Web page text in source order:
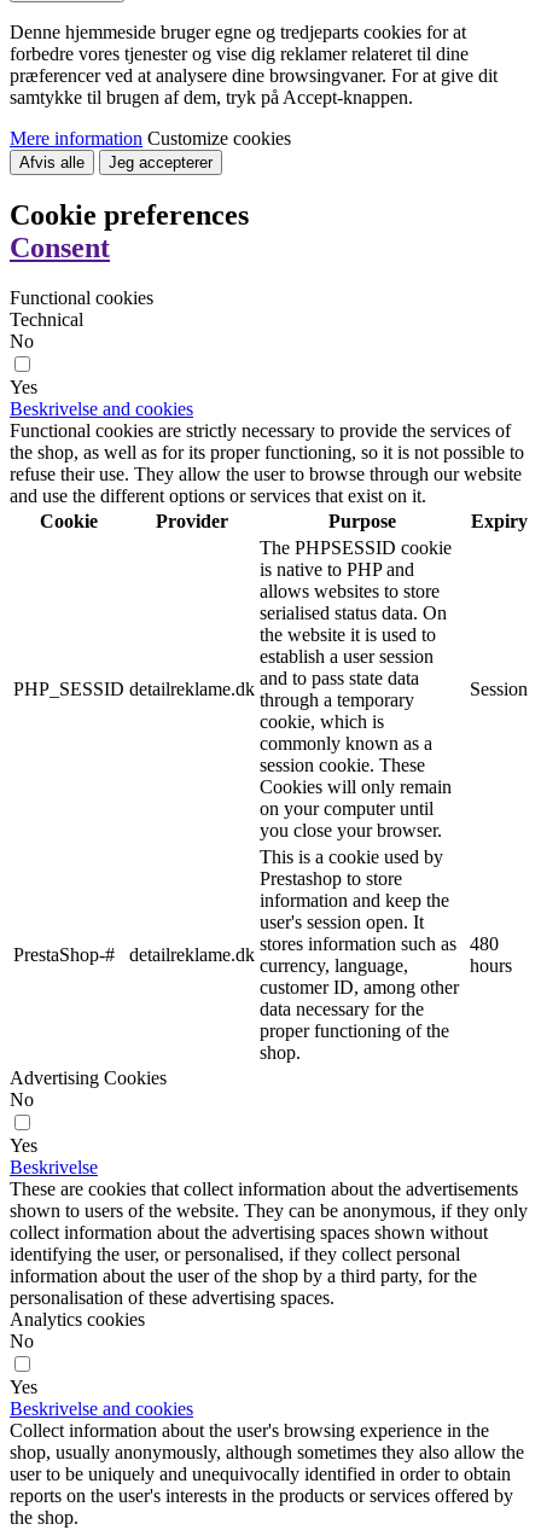
Denne hjemmeside bruger egne og tredjeparts cookies for at
forbedre vores tjenester og vise dig reklamer relateret til dine
præferencer ved at analysere dine browsingvaner. For at give dit
samtykke til brugen af dem, tryk på Accept-knappen.
Mere information Customize cookies
Afvis alle Jeg accepterer
Cookie preferences
Consent
Functional cookies
Technical
No
Yes
Beskrivelse and cookies
Functional cookies are strictly necessary to provide the services of
the shop, as well as for its proper functioning, so it is not possible to
refuse their use. They allow the user to browse through our website
and use the different options or services that exist on it.
Cookie
Provider Purpose Expiry
PHP_SESSID detailreklame.dk
The PHPSESSID cookie
is native to PHP and
allows websites to store
serialised status data. On
the website it is used to
establish a user session
and to pass state data
through a temporary
cookie, which is
commonly known as a
session cookie. These
Cookies will only remain
on your computer until
you close your browser.
Session
PrestaShop-# detailreklame.dk
This is a cookie used by
Prestashop to store
information and keep the
user's session open. It
stores information such as
currency, language,
customer ID, among other
data necessary for the
proper functioning of the
shop.
480
hours
Advertising Cookies
No
Yes
Beskrivelse
These are cookies that collect information about the advertisements
shown to users of the website. They can be anonymous, if they only
collect information about the advertising spaces shown without
identifying the user, or personalised, if they collect personal
information about the user of the shop by a third party, for the
personalisation of these advertising spaces.
Analytics cookies
No
Yes
Beskrivelse and cookies
Collect information about the user's browsing experience in the
shop, usually anonymously, although sometimes they also allow the
user to be uniquely and unequivocally identified in order to obtain
reports on the user's interests in the products or services offered by
the shop.